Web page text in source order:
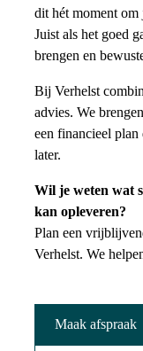
dit hét moment om
Juist als het goed
brengen en
Bij Verhelst
advies. We
een financieel
later.
Wil je weten wat
kan opleveren?
Plan een
Verhelst. We
Maak afspraak